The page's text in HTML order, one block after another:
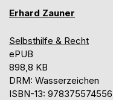
Erhard Zauner
Selbsthilfe & Recht
ePUB
898,8 KB
DRM: Wasserzeichen
ISBN-13: